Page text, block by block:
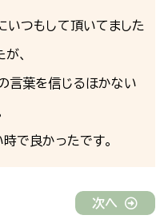
いつもして頂いてました
、
言葉を信じるほかない
で良かったです。
次へ